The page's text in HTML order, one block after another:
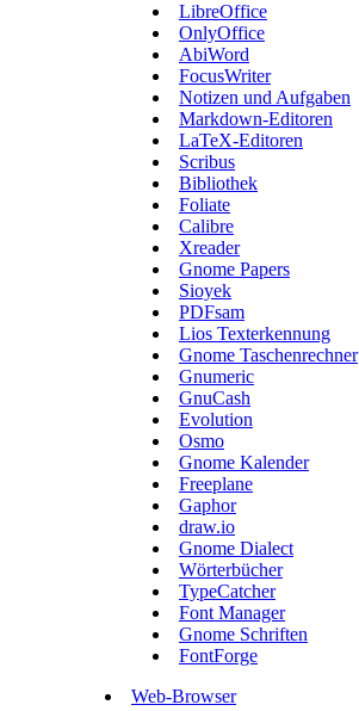
LibreOffice
OnlyOffice
AbiWord
FocusWriter
Notizen und Aufgaben
Markdown-Editoren
LaTeX-Editoren
Scribus
Bibliothek
Foliate
Calibre
Xreader
Gnome Papers
Sioyek
PDFsam
Lios Texterkennung
Gnome Taschenrechner
Gnumeric
GnuCash
Evolution
Osmo
Gnome Kalender
Freeplane
Gaphor
draw.io
Gnome Dialect
Wörterbücher
TypeCatcher
Font Manager
Gnome Schriften
FontForge
Web-Browser